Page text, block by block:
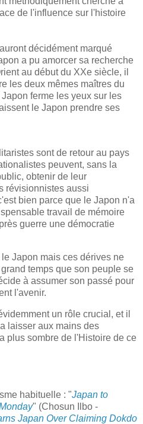
de l'influence sur l'histoire
décidément marqué
a pu amorcer sa recherche
au début du XXe siècle, il
les deux mêmes maîtres du
ferme les yeux sur les
le Japon prendre ses
sont de retour au pays
peuvent, sans la
obtenir de leur
révisionnistes aussi
bien parce que le Japon n'a
travail de mémoire
guerre une démocratie
Japon mais ces dérives ne
temps que son peuple se
à assumer son passé pour
l'avenir.
un rôle crucial, et il
laisser aux mains des
plus sombre de l'Histoire de ce
habituelle : "Japan to
" (Chosun Ilbo -
Japan Over Claiming Dokdo